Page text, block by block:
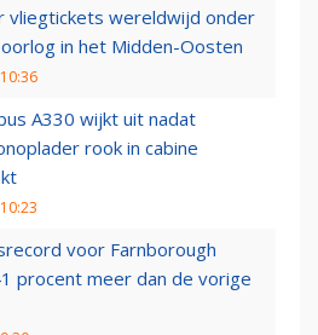
vliegtickets wereldwijd onder
in het Midden-Oosten
A330 wijkt uit nadat
rook in cabine
voor Farnborough
procent meer dan de vorige